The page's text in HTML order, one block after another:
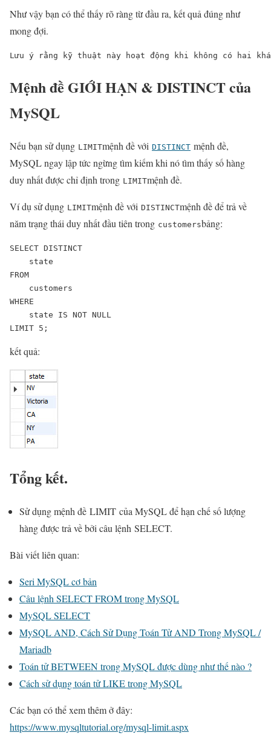
Như vậy bạn có thể thấy rõ ràng từ đầu ra, kết quả đúng như
mong đợi.
Lưu ý rằng kỹ thuật này hoạt động khi không có hai
Mệnh đề GIỚI HẠN & DISTINCT của
MySQL
Nếu bạn sử dụng LIMITmệnh đề với DISTINCT mệnh đề,
MySQL ngay lập tức ngừng tìm kiếm khi nó tìm thấy số hàng
duy nhất được chỉ định trong LIMITmệnh đề.
Ví dụ sử dụng LIMITmệnh đề với DISTINCTmệnh đề để trả về
năm trạng thái duy nhất đầu tiên trong customersbảng:
SELECT DISTINCT
    state
FROM
    customers
WHERE
    state IS NOT NULL
LIMIT 5;
kết quả:
Tổng kết.
Sử dụng mệnh đề LIMIT của MySQL để hạn chế số lượng
hàng được trả về bởi câu lệnh SELECT.
Bài viết liên quan:
Seri MySQL cơ bản
Câu lệnh SELECT FROM trong MySQL
MySQL SELECT
MySQL AND, Cách Sử Dụng Toán Tử AND Trong MySQL /
Mariadb
Toán tử BETWEEN trong MySQL được dùng như thế nào ?
Cách sử dụng toán tử LIKE trong MySQL
Các bạn có thể xem thêm ở đây:
https://www.mysqltutorial.org/mysql-limit.aspx